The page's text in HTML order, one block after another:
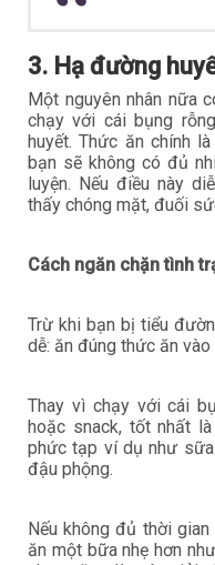
3. Hạ đường
Một nguyên nhân nữa
chạy với cái bụng
huyết. Thức ăn chính
bạn sẽ không có đủ
luyện. Nếu điều này
thấy chóng mặt, đuối
Cách ngăn chặn tình
Trừ khi bạn bị tiểu
dễ: ăn đúng thức ăn
Thay vì chạy với cái
hoặc snack, tốt nhất
phức tạp ví dụ như
đậu phộng.
Nếu không đủ thời
ăn một bữa nhẹ hơn